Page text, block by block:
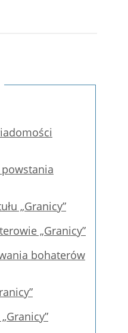
„Granicy”
„Granicy”
bohaterów